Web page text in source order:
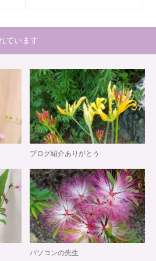
ています
ブログ紹介ありがとう
パソコンの先生